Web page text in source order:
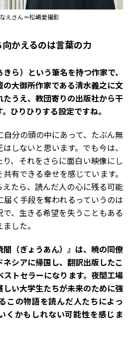
えさん＝松嶋愛撮影
かえるのは言葉の力
きら）という筆名を持つ作家で、
大御所作家である清水義之に文
うえ、教団寄りの出版社から干
ひりひりする設定ですね。
分の頭の中にあって、たぶん無
しないと思います。でも今は、
、それをさらに面白い映像にし
有できる幸せを感じています。
たら、読んだ人の心に残る可能
く手段を奪われるっていうのは
、生きる希望を失うこともある
した。
闇（ぎょうあん）』は、暁の同僚
シアに帰国し、翻訳出版したこ
ストセラーになります。夜間工場
い大学生たちが未来のために強
この物語を読んだ人たちによっ
くかもしれない可能性を感じま